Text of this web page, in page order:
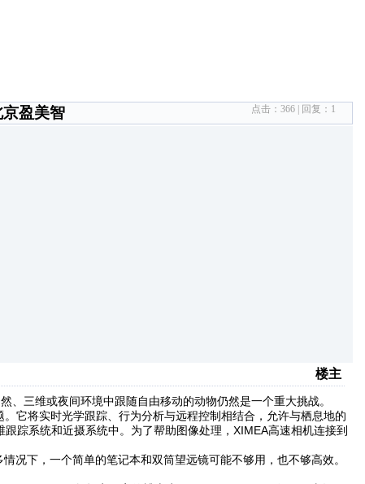
盈美智 点击： 366 | 回复： 1
楼主
三维或夜间环境中跟随自由移动的动物仍然是一个重大挑战。
它将实时光学跟踪、行为分析与远程控制相结合，允许与栖息地的
踪系统和近摄系统中。为了帮助图像处理，XIMEA高速相机连接到
下，一个简单的笔记本和双筒望远镜可能不够用，也不够高效。